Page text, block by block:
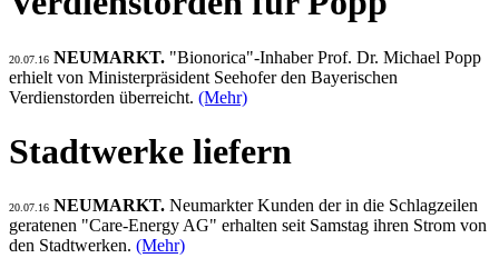
20.07.16 NEUMARKT. "Bionorica"-Inhaber Prof. Dr. Michael Popp
erhielt von Ministerpräsident Seehofer den Bayerischen
Verdienstorden überreicht. (Mehr)
Stadtwerke liefern
20.07.16 NEUMARKT. Neumarkter Kunden der in die Schlagzeilen
geratenen "Care-Energy AG" erhalten seit Samstag ihren Strom von
den Stadtwerken. (Mehr)